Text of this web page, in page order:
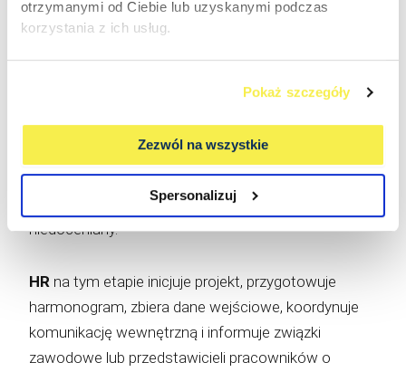
otrzymanymi od Ciebie lub uzyskanymi podczas
korzystania z ich usług.
Pokaż szczegóły
Zezwól na wszystkie
Spersonalizuj
powinien być transparentny, udokumentowany i
Etap 1: Projektowanie – HR inicjuje, zarząd
wyznacza kierunek, konsultant buduje ramy
To moment, który przesądza o jakości całego
wartościowania stanowisk, choć często bywa
niedoceniany.
HR na tym etapie inicjuje projekt, przygotowuje
harmonogram, zbiera dane wejściowe, koordynuje
komunikację wewnętrzną i informuje związki
zawodowe lub przedstawicieli pracowników o